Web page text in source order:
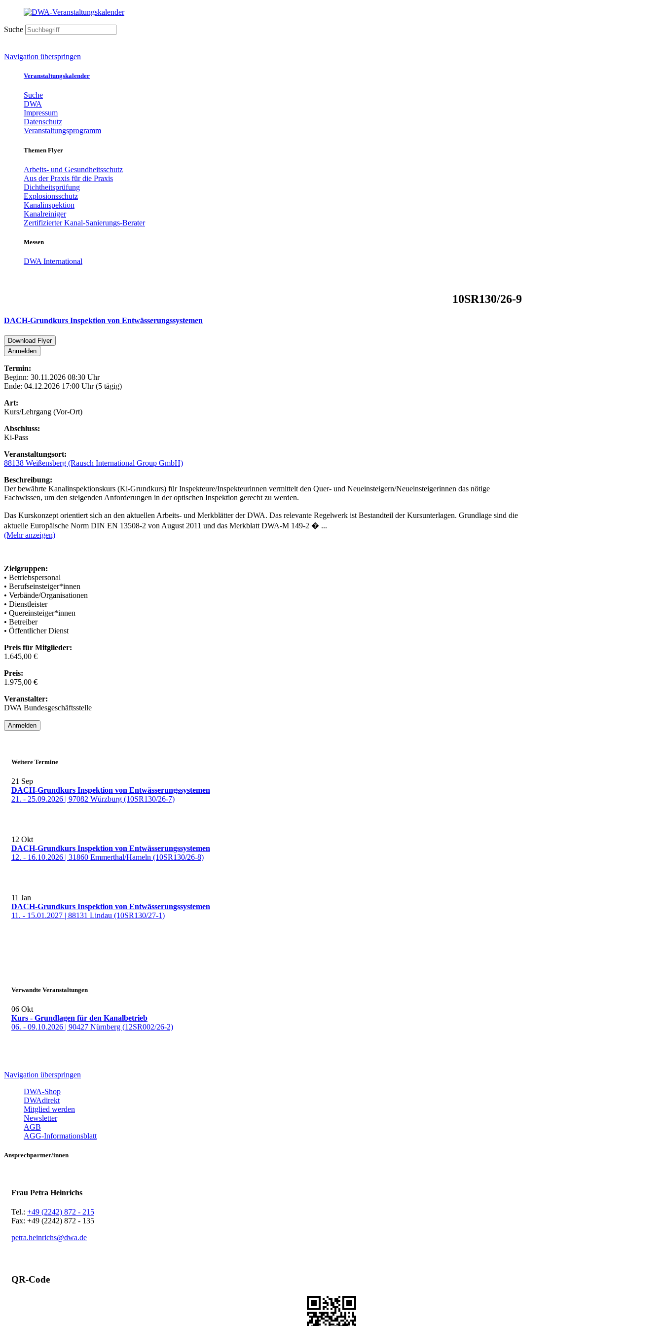
Suche
Navigation überspringen
Veranstaltungskalender
Suche
DWA
Impressum
Datenschutz
Veranstaltungsprogramm
Themen Flyer
Arbeits- und Gesundheitsschutz
Aus der Praxis für die Praxis
Dichtheitsprüfung
Explosionsschutz
Kanalinspektion
Kanalreiniger
Zertifizierter Kanal-Sanierungs-Berater
Messen
DWA International
10SR130/26-9
DACH-Grundkurs Inspektion von Entwässerungssystemen
Download Flyer
Anmelden
Termin:
Beginn: 30.11.2026 08:30 Uhr
Ende: 04.12.2026 17:00 Uhr (5 tägig)
Art:
Kurs/Lehrgang (Vor-Ort)
Abschluss:
Ki-Pass
Veranstaltungsort:
88138 Weißensberg (Rausch International Group GmbH)
Beschreibung:
Der bewährte Kanalinspektionskurs (Ki-Grundkurs) für Inspekteure/Inspekteurinnen vermittelt den Quer- und Neueinsteigern/Neueinsteigerinnen das nötige
Fachwissen, um den steigenden Anforderungen in der optischen Inspektion gerecht zu werden.
Das Kurskonzept orientiert sich an den aktuellen Arbeits- und Merkblätter der DWA. Das relevante Regelwerk ist Bestandteil der Kursunterlagen. Grundlage sind die
aktuelle Europäische Norm DIN EN 13508-2 von August 2011 und das Merkblatt DWA-M 149-2 � ...
(Mehr anzeigen)
Zielgruppen:
• Betriebspersonal
• Berufseinsteiger*innen
• Verbände/Organisationen
• Dienstleister
• Quereinsteiger*innen
• Betreiber
• Öffentlicher Dienst
Preis für Mitglieder:
1.645,00 €
Preis:
1.975,00 €
Veranstalter:
DWA Bundesgeschäftsstelle
Anmelden
Weitere Termine
21 Sep
DACH-Grundkurs Inspektion von Entwässerungssystemen
21. - 25.09.2026 | 97082 Würzburg (10SR130/26-7)
12 Okt
DACH-Grundkurs Inspektion von Entwässerungssystemen
12. - 16.10.2026 | 31860 Emmerthal/Hameln (10SR130/26-8)
11 Jan
DACH-Grundkurs Inspektion von Entwässerungssystemen
11. - 15.01.2027 | 88131 Lindau (10SR130/27-1)
Verwandte Veranstaltungen
06 Okt
Kurs - Grundlagen für den Kanalbetrieb
06. - 09.10.2026 | 90427 Nürnberg (12SR002/26-2)
Navigation überspringen
DWA-Shop
DWAdirekt
Mitglied werden
Newsletter
AGB
AGG-Informationsblatt
Ansprechpartner/innen
Frau Petra Heinrichs
Tel.: +49 (2242) 872 - 215
Fax: +49 (2242) 872 - 135
petra.heinrichs@dwa.de
QR-Code